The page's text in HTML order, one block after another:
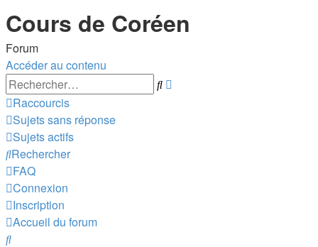
Cours de Coréen
Forum
Accéder au contenu
Rechercher
Raccourcis
Sujets sans réponse
Sujets actifs
Rechercher
FAQ
Connexion
Inscription
Accueil du forum
Rechercher